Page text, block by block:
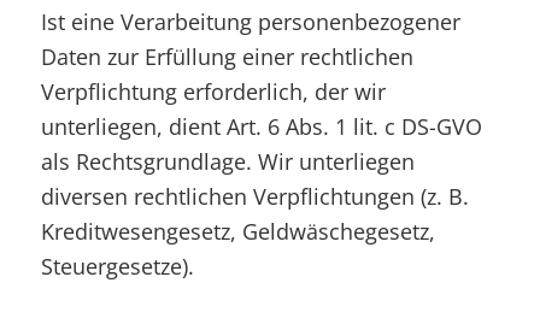
Ist eine Verarbeitung personenbezogener
Daten zur Erfüllung einer rechtlichen
Verpflichtung erforderlich, der wir
unterliegen, dient Art. 6 Abs. 1 lit. c DS-GVO
als Rechtsgrundlage. Wir unterliegen
diversen rechtlichen Verpflichtungen (z. B.
Kreditwesengesetz, Geldwäschegesetz,
Steuergesetze).